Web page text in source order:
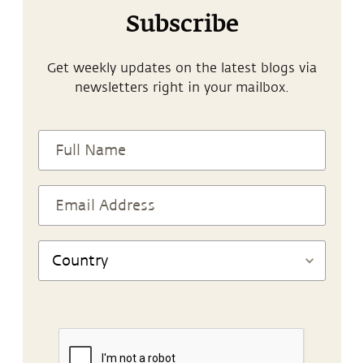
Subscribe
Get weekly updates on the latest blogs via
newsletters right in your mailbox.